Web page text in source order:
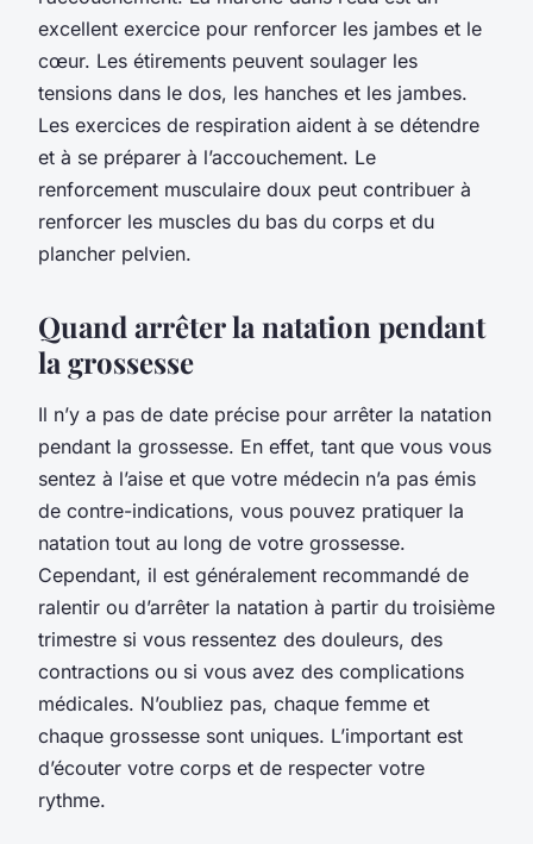
excellent exercice pour renforcer les jambes et le
cœur. Les étirements peuvent soulager les
tensions dans le dos, les hanches et les jambes.
Les exercices de respiration aident à se détendre
et à se préparer à l’accouchement. Le
renforcement musculaire doux peut contribuer à
renforcer les muscles du bas du corps et du
plancher pelvien.
Quand arrêter la natation pendant
la grossesse
Il n’y a pas de date précise pour arrêter la natation
pendant la grossesse. En effet, tant que vous vous
sentez à l’aise et que votre médecin n’a pas émis
de contre-indications, vous pouvez pratiquer la
natation tout au long de votre grossesse.
Cependant, il est généralement recommandé de
ralentir ou d’arrêter la natation à partir du troisième
trimestre si vous ressentez des douleurs, des
contractions ou si vous avez des complications
médicales. N’oubliez pas, chaque femme et
chaque grossesse sont uniques. L’important est
d’écouter votre corps et de respecter votre
rythme.